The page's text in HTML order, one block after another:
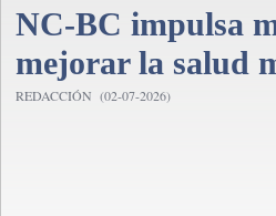
NC-BC impulsa
mejorar la salud
REDACCIÓN (02-07-2026)